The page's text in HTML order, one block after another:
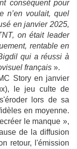
conséquent pour
n’en voulait, quel
en janvier 2025,
on était leader
rentable en
qui a réussi à
français ».
Story en janvier
le jeu culte de
lors de sa
en moyenne.
le manque »,
de la diffusion
retour, l'émission